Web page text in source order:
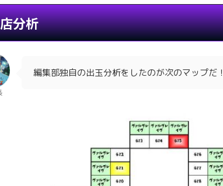
分析
編集部独自の出玉分析をしたのが次のマップだ！